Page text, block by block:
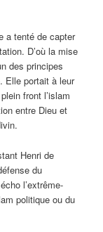
a tenté de capter
D’où la mise
des principes
Elle portait à leur
front l’islam
entre Dieu et
Henri de
du
l’extrême-
politique ou du